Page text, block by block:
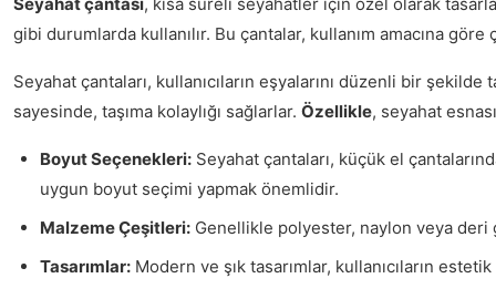
gibi durumlarda kullanılır. Bu çantalar, kullanım amacına
Seyahat çantaları, kullanıcıların eşyalarını düzenli bir
sayesinde, taşıma kolaylığı sağlarlar. Özellikle, seyahat
Boyut Seçenekleri: Seyahat çantaları, küçük el
uygun boyut seçimi yapmak önemlidir.
Malzeme Çeşitleri: Genellikle polyester, naylon veya deri
Tasarımlar: Modern ve şık tasarımlar, kullanıcıların